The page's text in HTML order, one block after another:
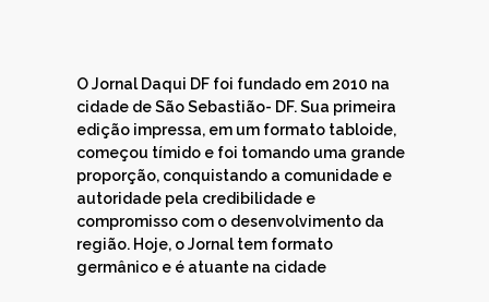
O Jornal Daqui DF foi fundado em 2010 na
cidade de São Sebastião- DF. Sua primeira
edição impressa, em um formato tabloide,
começou tímido e foi tomando uma grande
proporção, conquistando a comunidade e
autoridade pela credibilidade e
compromisso com o desenvolvimento da
região. Hoje, o Jornal tem formato
germânico e é atuante na cidade